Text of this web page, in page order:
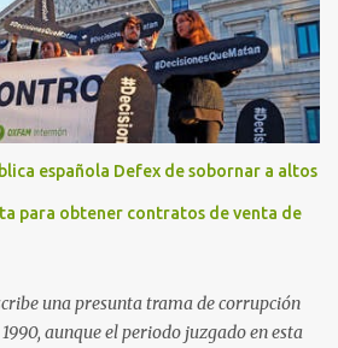
española Defex de sobornar a altos
para obtener contratos de venta de
una presunta trama de corrupción
aunque el periodo juzgado en esta